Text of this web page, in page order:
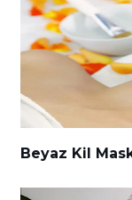
Beyaz Kil